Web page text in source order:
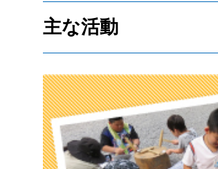
主な活動